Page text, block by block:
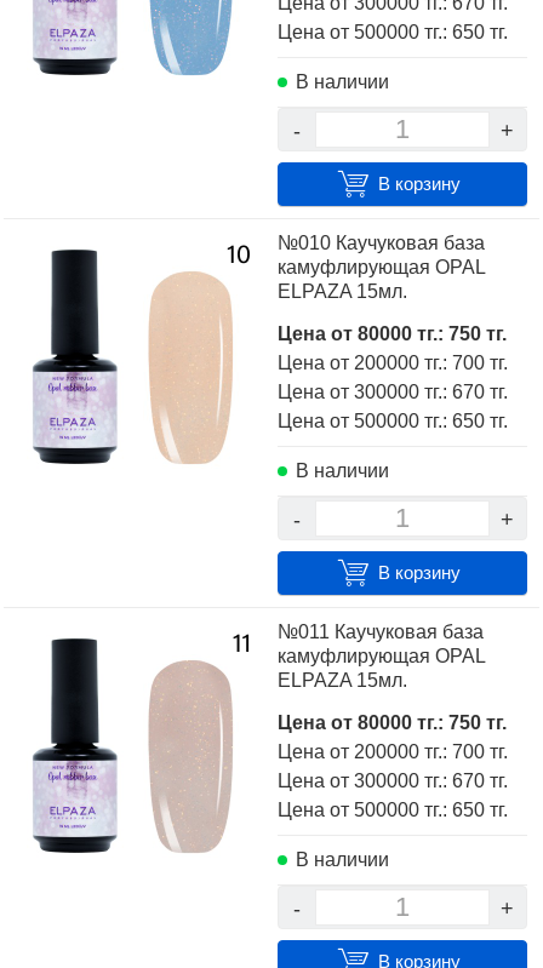
Цена от 500000 тг.: 650 тг.
В наличии
+
-
В корзину
№010 Каучуковая база
камуфлирующая OPAL
ELPAZA 15мл.
Цена от 80000 тг.: 750 тг.
Цена от 200000 тг.: 700 тг.
Цена от 300000 тг.: 670 тг.
Цена от 500000 тг.: 650 тг.
В наличии
+
-
В корзину
№011 Каучуковая база
камуфлирующая OPAL
ELPAZA 15мл.
Цена от 80000 тг.: 750 тг.
Цена от 200000 тг.: 700 тг.
Цена от 300000 тг.: 670 тг.
Цена от 500000 тг.: 650 тг.
В наличии
+
-
В корзину